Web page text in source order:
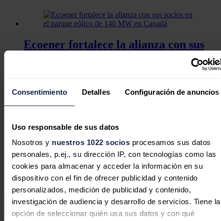
Consentimiento Detalles Configuración de anuncios
Uso responsable de sus datos
Nosotros y nuestros 1022 sociosprocesamos sus datos
personales, p.ej., su dirección IP, con tecnologías como las
cookies para almacenar y acceder la información en su
dispositivo con el fin de ofrecer publicidad y contenido
personalizados, medición de publicidad y contenido,
investigación de audiencia y desarrollo de servicios. Tiene la
opción de seleccionar quién usa sus datos y con qué
Ecoener fortalece la alianza con sus
socios en el parque eólico de 140 MW
Ecoener impulsa sus ventas un 28% y
gana 12 millones de euros, en línea
con el pasado ejercicio
"Este hito posiciona a Ecoener como uno de los pioneros en el
mercado de créditos de carbono en República Dominicana, al
convertirse en el segundo proyecto del país en verificar reducciones
de emisiones bajo el estándar Gold Standard", destaca la firma en un
comunicado.